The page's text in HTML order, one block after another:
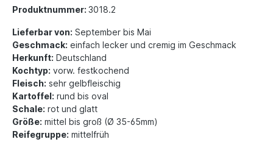
Produktnummer: 3018.2
Lieferbar von: September bis Mai
Geschmack: einfach lecker und cremig im Geschmack
Herkunft: Deutschland
Kochtyp: vorw. festkochend
Fleisch: sehr gelbfleischig
Kartoffel: rund bis oval
Schale: rot und glatt
Größe: mittel bis groß (Ø 35-65mm)
Reifegruppe: mittelfrüh